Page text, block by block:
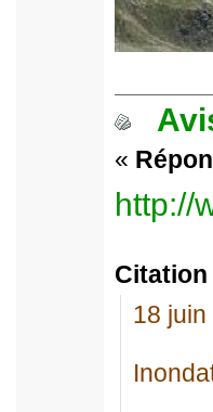
«
http://
Citation
18